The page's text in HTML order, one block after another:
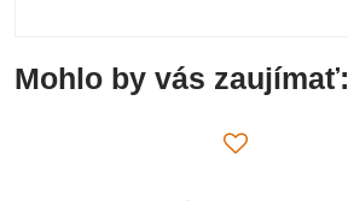
Mohlo by vás zaujímať: